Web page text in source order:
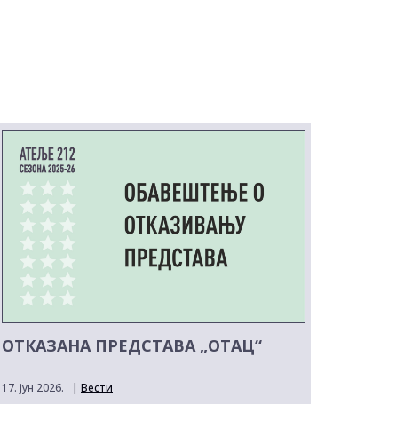
ОТКАЗАНА ПРЕДСТАВА „ОТАЦ“
17. јун 2026. | Вести